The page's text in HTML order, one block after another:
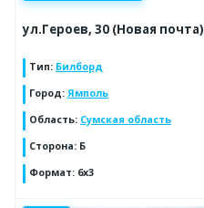
ул.Героев, 30 (Новая почта)
Тип: Билборд
Город: Ямполь
Область: Сумская область
Сторона: Б
Формат: 6х3